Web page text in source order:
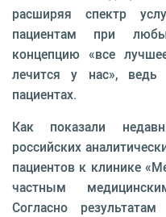
расширяя спектр
пациентам при
концепцию «все
лечится у нас»,
пациентах.
Как показали
российских
пациентов к клинике
частным
Согласно